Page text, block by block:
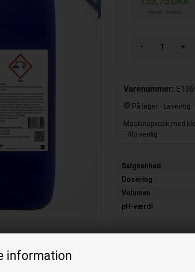
information
- +
Varenummer:
På lager - Levering
Maskinopvask med
- Alu venlig
Salgsenhed
Dosering
Volumen
pH-værdi